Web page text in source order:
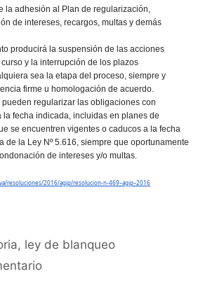
la adhesión al Plan de regularización,
de intereses, recargos, multas y demás
producirá la suspensión de las acciones
y la interrupción de los plazos
sea la etapa del proceso, siempre y
firme u homologación de acuerdo.
regularizar las obligaciones con
la fecha indicada, incluidas en planes de
se encuentren vigentes o caducos a la fecha
de la Ley Nº 5.616, siempre que oportunamente
de intereses y/o multas.
resoluciones/2016/agip/resolucion-n-469–agip–2016
ley de blanqueo